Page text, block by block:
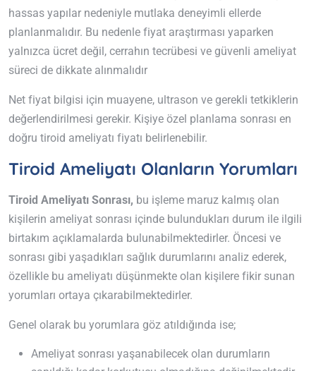
hassas yapılar nedeniyle mutlaka deneyimli ellerde
planlanmalıdır. Bu nedenle fiyat araştırması yaparken
yalnızca ücret değil, cerrahın tecrübesi ve güvenli ameliyat
süreci de dikkate alınmalıdır
Net fiyat bilgisi için muayene, ultrason ve gerekli tetkiklerin
değerlendirilmesi gerekir. Kişiye özel planlama sonrası en
doğru tiroid ameliyatı fiyatı belirlenebilir.
Tiroid Ameliyatı Olanların Yorumları
Tiroid Ameliyatı Sonrası, bu işleme maruz kalmış olan
kişilerin ameliyat sonrası içinde bulundukları durum ile ilgili
birtakım açıklamalarda bulunabilmektedirler. Öncesi ve
sonrası gibi yaşadıkları sağlık durumlarını analiz ederek,
özellikle bu ameliyatı düşünmekte olan kişilere fikir sunan
yorumları ortaya çıkarabilmektedirler.
Genel olarak bu yorumlara göz atıldığında ise;
Ameliyat sonrası yaşanabilecek olan durumların